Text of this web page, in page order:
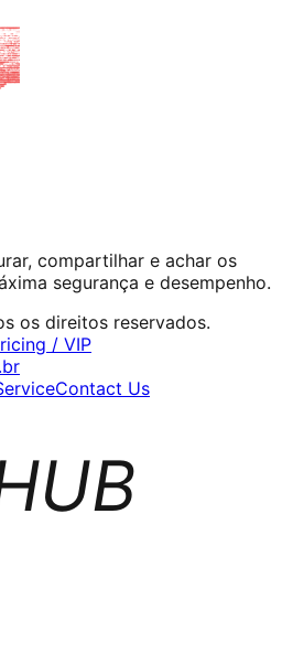
compartilhar e achar os
segurança e desempenho.
os direitos reservados.
/ VIP
Contact Us